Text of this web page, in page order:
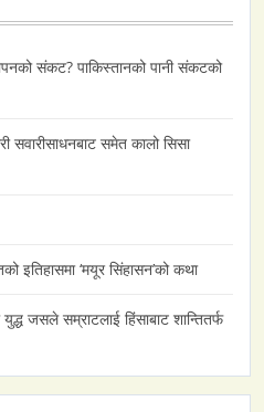
संकट? पाकिस्तानको पानी संकटको
सवारीसाधनबाट समेत कालो सिसा
इतिहासमा ‘मयूर सिंहासन’को कथा
जसले सम्राटलाई हिंसाबाट शान्तितर्फ